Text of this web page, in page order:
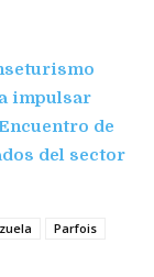
impulsar
de
del sector
Parfois